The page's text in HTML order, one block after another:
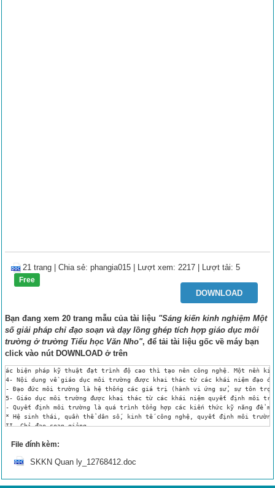
21 trang |Chia sẻ:phangia015 | Lượt xem: 2217 | Lượt tải: 5
Free
DOWNLOAD
Bạn đang xem 20 trang mẫu của tài liệu "Sáng kiến kinh nghiệm Một
số giải pháp chỉ đạo soạn và dạy lồng ghép tích hợp giáo dục môi
trường ở trường Tiểu học Văn Nho", để tải tài liệu gốc về máy bạn
click vào nútDOWNLOAD ở trên
ác biện pháp kỹ thuật đạt trình độ cao thì tạo nên công nghệ. Một nền kinh tế có tác động xấu hay tốt đến môi trường tuỳ thuộc vào con người.
4- Nội dung về giáo dục môi trường được khai thác từ các khái niệm đạo đức môi trường
- Đạo đức môi trường là hệ thống các giá trị (hành vi ứng sử, sự tôn trọng...) mà con người đối sử với nhau và với thiên nhiên.
5- Giáo dục môi trường được khai thác từ các khái niệm quyết định môi trường
- Quyết định môi trường là quá trình tổng hợp các kiến thức kỹ năng để mỗi cá nhân hoặc tập thể ra quyết định một vấn đề môi trường cụ thể.
* Hệ sinh thái, quần thể dân số, kinh tế công nghệ, quyết định môi trường, đạo đức môi trường là 5 khái niệm giúp giáo viên lựa chọn để soạn một bài cụ thể. Tôi đã chỉ đạo mỗi tổ chuyên môn dạy một số tiết thực nghiệm để cùng nhau thảo luận, bàn bạc thống nhất cách soạn, cách dạy. Từ đó thống nhất cách thiết kế đồng loạt trong từng khối.
II- Chỉ đạo soạn giảng.
Trên cơ sở 5 khái niệm về nội dung môi trường có thể lồng ghép vào các môn học, tôi đã cùng với các tổ trưởng chuyên môn chỉ đạo soạn giảng một số tiết lồng ghép nội dung giáo dục môi trường ở trường Tiểu học Văn Nho. Trong khuôn khổ của bản kinh nghiệm này, tôi không thể hiện được hết mọi tiết ở mọi khối mà tôi chỉ đưa ra về nội dung tích hợp ở một số lớp và một số tiết dạy để chúng ta cùng tham khảo.
Với lớp 1 :Nội dung tích hợp giáo dục BVMT trong môn Tiếng Việt lớp 1 bao gồm .
Giới thiệu một số cảnh quan thiên nhiên , gia đình , trường học ( môi trường gần gũi với học sinh lớp 1) qua các ngữ liệu dùng để dạy các kỹ năng đọc (Học vần ,Tập đọc ), viết (Chính tả ,Tập viết ) ,nghe – nói (Kể chuyện).
Giáo dục lòng yêu quý , ý thức bảo vệ môi trường Xanh –Sạch - Đẹp qua các hành vi ứng xử cụ thể : Bảo vệ cây xanh , giữ vệ sinh môi trường và danh lam thắng cảnh của quê hương , đất nước.
Ví dụ:Tuần 3 học vần bài 10 : Ô- Ơ Lớp 1
Nội dung tích hợp về giáo dục bảo vệ môi trường :
Phần luyện nói về chủ điểm Bờ hồ , kết hợp khai thác nội dung giáo dục BVMT qua một số câu hỏi gợi ý : Cảnh bờ hồ có những gì ?
Cảnh đó có đẹp không ? Nếu được đi trên con đường như vậy , em cảm thấy thế nào?
Phương thức tích hợp : Khai thác gián tiếp nội dung bài luyện nói .
Hoặc bài 54: Ung - Ưng (Tuần 13) Lớp 1
Từ khoá bông súng 
Liên hệ : Bông súng nở trong hồ ao làm cho cảnh vật thiên nhiên thế nào ?( Thêm đẹp đẽ )
Giáo dục học sinh tình cảm yêu quý thiên nhiên,có ý thức giữ gìn vẻ đẹp của thiên nhiên đất nước ).
Phương thức tích hợp : Khai thác gián tiếp nội dung bài học.
Bài tập đọc : Chủ điểm Thiên nhiên đất nước bài: Hoa ngọc lan Lớp 1.
Nội dung tích hợp về giáo dục bảo vệ môi trường 
Học sinh trả lời các câu hỏi tìm hiểu bài ( Nụ hoa lan màu gì ? Hương hoa lan thơm thế nào ?)/ GV liên hệ mở rộng để học sinh nâng cao ý thức yêu quí và bảo vệ môi trường : Hoa ngọc lan vừa đẹp vừa thơm nên rất có ích cho cuộc sống con người.
Những cây hoa như vậy cần được chúng ta gìn gữ và bảo vệ
-Hs luyện nói (Gọi tên các loài hoa trong ảnh – SGK )/ GV khẳng định rõ hơn : Các loài hoa góp phần làm cho môi trường thêm đẹp , cuộc sống của con người thêm ý nghĩa  
Phương thức tích hợp : Khai thác gián tiếp nội dung bài .
Bài tập chép : Hoa sen chủ điểm thiên nhiên - Đất nước Lớp 1.
Nội dung tích hợp về giáo dục bảo vệ môi trường
Giáo viên nói về nội bài , kết hợp giáo dục BVMT trước khi học sinh tập chép ( hoặc củng cố cuối tiết học) : Hoa sen vừa đẹp lại vừa có ý nghĩa ( Gần bùn mà chẳng hôi tanh mùi bùn ), do vậy ai cũng yêu thích và muốn giữ gìn để hoa đẹp mãi.
Khai thác gián tiếp nội dung bài.
Hoặc là bài tập đọc cây bàng ( ở chủ đề nhà trường ) Lớp 1.
Nội dung tích hợp về giáo dục bảo vệ môi trường :
Học sinh trả lời câu hỏi tìm hiểu bài ( Theo em , cây bàng đẹp nhất vào mùa nào ?)/GV nêu câu hỏi liên tưởng về BVMT : Để có cây bàng đẹp vào mùa thu , nó phải được nuôi dưỡng và bảo vệ ở những mùa nào ?
HS luyện nói ( Kể tên những cây được trồng ở sân trường em )/ GV tiếp tục liên hệ về ý thức BVMT , giúp học sinh thêm yêu quý trường lớp .
Phương thức tích hợp : Khai thác gián tiếp nội dung bài .
 ở lớp 2 : Nội dung tích hợp giáo dục BVMT bao gồm :
giới thiệu thiên nhiên và môi trường , cuộc sống xã hội ( gồm cuộc sống gia đình , nhà trường và ngoài xã hội ) được đề cập đến qua các ngữ liệu dùng để dạy kiến thức và kỹ năng , thể hiện ở các phân môn : Tập đọc ,kể chuyện , Chính tả , Tập viết , luyện từ và câu , Tập làm văn . Giúp HS hiểu được ý nghĩa của môi trường Xanh – Sạch - Đẹp đối với việc nâng cao chất lượng cuộc sống con người .
Giáo dục ý thức bảo vệ môi trường : Không phá hoại môi trường tự nhiên , trồng cây gây rừng và làm đẹp cảnh quan môi trường xung quanh ; yêu quý gia đình , bạn bè , quê hương đất nước .
Ví dụ : Khi soạn và dạy bài (Tập đọc cây xoài của ông em ) Tuần 11 lớp 2 .
Nội dung tích hợp về giáo dục bảo vệ môi trường : Giáo dục tình cảm đẹp đẽ đối với ông bà .
Kết hợp giáo dục BVMT thông qua các câu hỏi : 3. Tại sao mẹ mẹ lại chon những quả xoài ngon nhất bày lên bàn thờ ông ? – 4. Tại sao bạn nhỏ cho rằng quả xoài cát nhà mình là thứ
File đính kèm:
SKKN Quan ly_12768412.doc